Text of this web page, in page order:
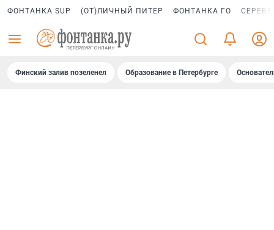
ФОНТАНКА SUP (ОТ)ЛИЧНЫЙ ПИТЕР ФОНТАНКА ГО
Финский залив позеленел Образование в Петербурге